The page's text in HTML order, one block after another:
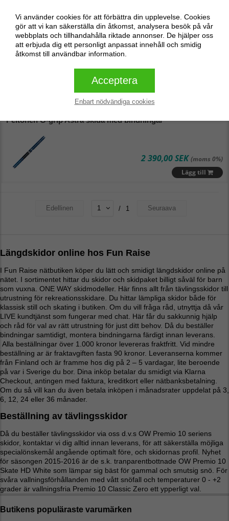
Vi använder cookies för att förbättra din upplevelse. Cookies
gör att vi kan säkerställa din åtkomst, analysera besök på vår
webbplats och tillhandahålla riktade annonser. De hjälper oss
att erbjuda dig ett personligt anpassat innehåll och smidig
åtkomst till användbar information.
Acceptera
Enbart nödvändiga cookies
Lägg till
CLR Sports skidset för barn
Peltonen G-grip Astra skida med bindningar
2 390,00 SEK(moms 0%)
Lägg till
Edellinen / 1 Seuraava
Längdskidor online hos Fun Raise
I Fun Raise nätbutiken köper du lätt och smidigt längdskidor online på
nätet. I sortimentet hittar du skidor och skidpaket billigt såväl för barn
som vuxna. ONE WAY skidmodeller. Här finns allt från tävlingsskidor till
utrustning för rekreationsskidare. Du hittar lämpliga skidor både för
klassisk still och skating i butiken. Om du vill fråga råd, utnyttja då vår
LIVE kundtjänst som fungerar med chat. Här får du sakkunnig hjälp
och råd för val av rätt utrustning för just ditt behov. Då du beställer
bindningar samtidigt, montera bindningarna färdigt innan leverans.
Alla beställningar över 1.000 kronor levereras fraktfritt. Vid mindre
beställning ar är fraktavgiften fasta 90 kronor. Leveranserna kommer
från Finland och är framme hos dig på 2 – 5 vardagar, lite beroende
på var i Sverige du bor. Dina inköp betalar du smidigt via Klarna
Checkout, antingen med faktura, kreditkort eller nätbanksbetalning.
Om du så vill kan du även betala inköpen i månadsrater uppdelat på 3,
6, 12, 24 eller 36 månader.
Beställning av tävlingsskidor
Då du beställer tävlingsskidor via oss d.v.s OW Premio 10 seriens
skidor, kontaktar vi dig alltid innan leverans, för att säkerställa möjliga
specialönskemål angående optimalt före, och skidornas profil. Nyhet
för säsongen 2015-2016 är de s.k. tranparentbottnade OW Premio 10
Skate HD White som lämpar sig bäst för gammal och smutsig snö. För
svåra vallningsförhållanden med vått snöfall och temperaturer 0 - +2
grader är vallningsfria Premio 10 Classic Zero ett ypperligt val.
Butikens populäraste varumärken